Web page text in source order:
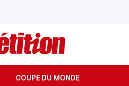
COUPE DU MONDE